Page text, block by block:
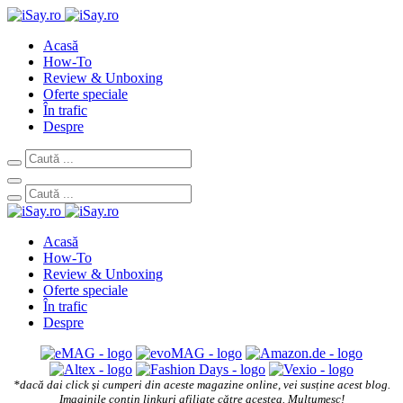
Acasă
How-To
Review & Unboxing
Oferte speciale
În trafic
Despre
Acasă
How-To
Review & Unboxing
Oferte speciale
În trafic
Despre
*dacă dai click și cumperi din aceste magazine online, vei susține acest blog.
Imaginile conțin linkuri afiliate către acestea. Mulțumesc!